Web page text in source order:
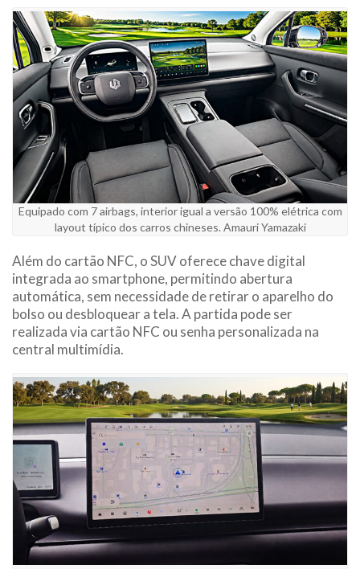
Equipado com 7 airbags, interior igual a versão 100% elétrica com
layout típico dos carros chineses. Amauri Yamazaki
Além do cartão NFC, o SUV oferece chave digital
integrada ao smartphone, permitindo abertura
automática, sem necessidade de retirar o aparelho do
bolso ou desbloquear a tela. A partida pode ser
realizada via cartão NFC ou senha personalizada na
central multimídia.